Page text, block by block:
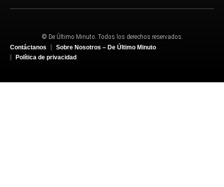
© De Último Minuto. Todos los derechos reservados.
Contáctanos
Sobre Nosotros – De Último Minuto
Política de privacidad